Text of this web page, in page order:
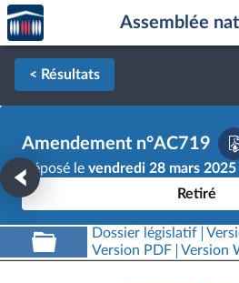
Aller au contenu
Aller en bas de la page
Accèder
à la
page
d'accueil
Assemblée
< Résultats
Amendement n°AC719
Déposé le vendredi 28 mars 2025
Retiré
Dossier législatif
Version PDF
Version